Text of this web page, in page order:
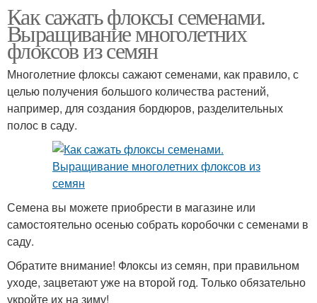
Как сажать флоксы семенами.
Выращивание многолетних
флоксов из семян
Многолетние флоксы сажают семенами, как правило, с
целью получения большого количества растений,
например, для создания бордюров, разделительных
полос в саду.
Семена вы можете приобрести в магазине или
самостоятельно осенью собрать коробочки с семенами в
саду.
Обратите внимание! Флоксы из семян, при правильном
уходе, зацветают уже на второй год. Только обязательно
укройте их на зиму!